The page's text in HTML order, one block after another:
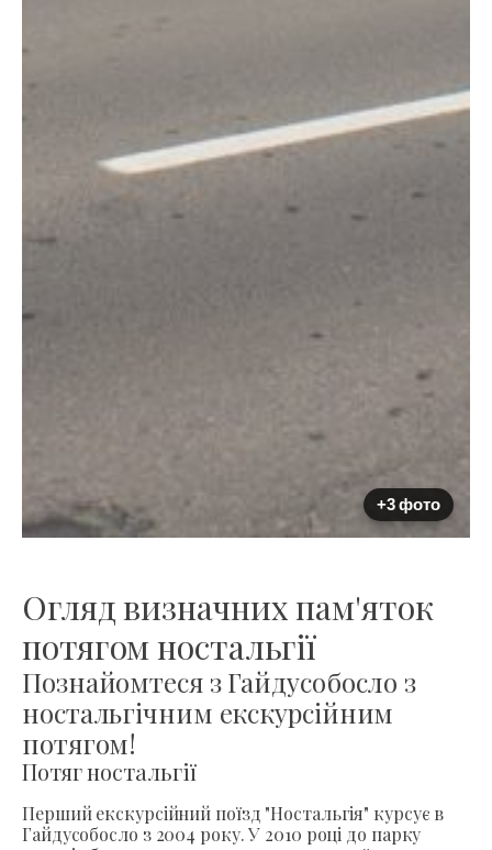
+3 фото
Огляд визначних пам'яток
потягом ностальгії
Познайомтеся з Гайдусобосло з
ностальгічним екскурсійним
потягом!
Потяг ностальгії
Перший екскурсійний поїзд "Ностальгія" курсує в
Гайдусобосло з 2004 року. У 2010 році до парку